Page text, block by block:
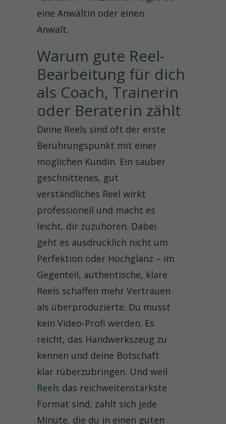
eine Anwältin oder einen
Anwalt.
Warum gute Reel-
Bearbeitung für dich
als Coach, Trainerin
oder Beraterin zählt
Deine Reels sind oft der erste
Berührungspunkt mit einer
möglichen Kundin. Ein sauber
geschnittenes, gut
verständliches Reel wirkt
professionell und macht es
leicht, dir zuzuhören. Dabei
geht es ausdrücklich nicht um
Perfektion oder Hochglanz – im
Gegenteil, authentische, klare
Reels schaffen mehr Vertrauen
als überproduzierte. Du musst
kein Video-Profi werden. Es
reicht, das Handwerkszeug zu
kennen und deine Botschaft
klar rüberzubringen. Und weil
Reels das reichweitenstärkste
Format sind, zahlt sich jede
Minute, die du in einen guten